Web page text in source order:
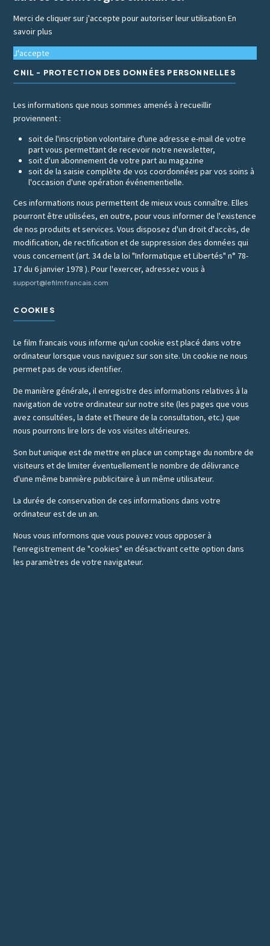
Merci de cliquer sur j'accepte pour autoriser leur utilisationEn
savoir plus
J'accepte
CNIL - PROTECTION DES DONNÉES PERSONNELLES
Les informations que nous sommes amenés à recueillir
proviennent :
soit de l'inscription volontaire d'une adresse e-mail de votre
part vous permettant de recevoir notre newsletter,
soit d'un abonnement de votre part au magazine
soit de la saisie complète de vos coordonnées par vos soins à
l'occasion d'une opération événementielle.
Ces informations nous permettent de mieux vous connaître. Elles
pourront être utilisées, en outre, pour vous informer de l'existence
de nos produits et services. Vous disposez d'un droit d'accès, de
modification, de rectification et de suppression des données qui
vous concernent (art. 34 de la loi "Informatique et Libertés" n° 78-
17 du 6 janvier 1978 ). Pour l'exercer, adressez vous à
support@lefilmfrancais.com
COOKIES
Le film francais vous informe qu'un cookie est placé dans votre
ordinateur lorsque vous naviguez sur son site. Un cookie ne nous
permet pas de vous identifier.
De manière générale, il enregistre des informations relatives à la
navigation de votre ordinateur sur notre site (les pages que vous
avez consultées, la date et l'heure de la consultation, etc.) que
nous pourrons lire lors de vos visites ultérieures.
Son but unique est de mettre en place un comptage du nombre de
visiteurs et de limiter éventuellement le nombre de délivrance
d'une même bannière publicitaire à un même utilisateur.
La durée de conservation de ces informations dans votre
ordinateur est de un an.
Nous vous informons que vous pouvez vous opposer à
l'enregistrement de "cookies" en désactivant cette option dans
les paramètres de votre navigateur.